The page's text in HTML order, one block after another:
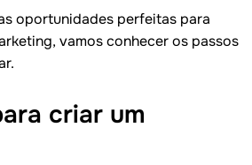
oportunidades perfeitas para
vamos conhecer os passos
criar um